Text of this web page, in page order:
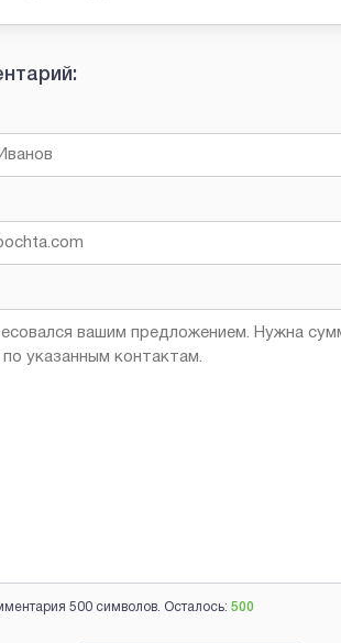
500 символов. Осталось: 500